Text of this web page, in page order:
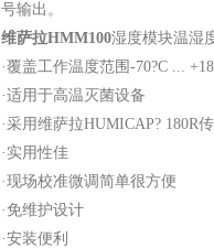
号输出。
维萨拉HMM100湿度模块温湿
·覆盖工作温度范围-70?C ...
·适用于高温灭菌设备
· 采用维萨拉HUMICAP? 180R
·实用性佳
·现场校准微调简单很方便
· 免维护设计
·安装便利